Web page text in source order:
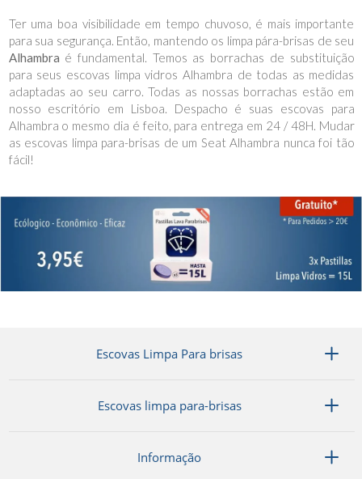
Ter uma boa visibilidade em tempo chuvoso, é mais importante
para sua segurança. Então, mantendo os limpa pára-brisas de seu
Alhambra é fundamental. Temos as borrachas de substituição
para seus escovas limpa vidros Alhambra de todas as medidas
adaptadas ao seu carro. Todas as nossas borrachas estão em
nosso escritório em Lisboa. Despacho é suas escovas para
Alhambra o mesmo dia é feito, para entrega em 24 / 48H. Mudar
as escovas limpa para-brisas de um Seat Alhambra nunca foi tão
fácil!
Escovas Limpa Para brisas
Escovas limpa para-brisas
Informação